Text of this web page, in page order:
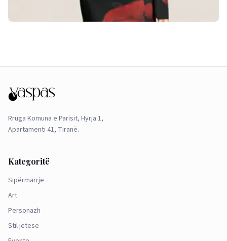
Rruga Komuna e Parisit, Hyrja 1,
Apartamenti 41, Tiranë.
Kategoritë
Sipërmarrje
Art
Personazh
Stil jetese